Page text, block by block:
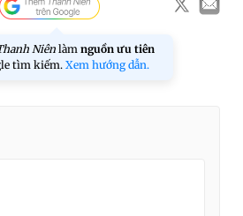
Niên làm nguồn ưu tiên
tìm kiếm. Xem hướng dẫn.